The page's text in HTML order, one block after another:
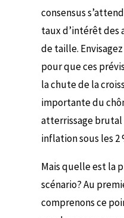
consensus
taux d’intérêt des
de taille.
pour que ces
la chute de la
importante du
atterrissage brutal
inflation sous les 2
Mais quelle est la
scénario? Au
comprenons ce